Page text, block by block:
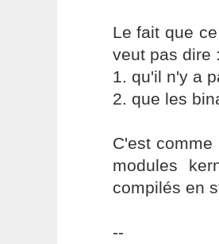
Le fait que
veut pas dire :
1. qu'il n'y a
2. que les
C'est
modules
compilés en
--